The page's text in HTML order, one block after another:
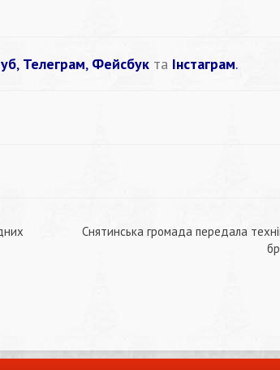
, Телеграм, Фейсбук та Інстаграм.
Снятинська громада передала